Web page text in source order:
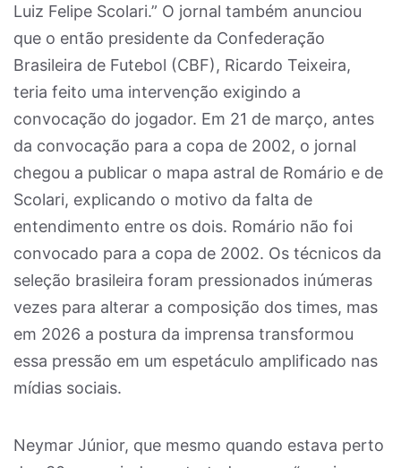
Luiz Felipe Scolari.” O jornal também anunciou
que o então presidente da Confederação
Brasileira de Futebol (CBF), Ricardo Teixeira,
teria feito uma intervenção exigindo a
convocação do jogador. Em 21 de março, antes
da convocação para a copa de 2002, o jornal
chegou a publicar o mapa astral de Romário e de
Scolari, explicando o motivo da falta de
entendimento entre os dois. Romário não foi
convocado para a copa de 2002. Os técnicos da
seleção brasileira foram pressionados inúmeras
vezes para alterar a composição dos times, mas
em 2026 a postura da imprensa transformou
essa pressão em um espetáculo amplificado nas
mídias sociais.
Neymar Júnior, que mesmo quando estava perto